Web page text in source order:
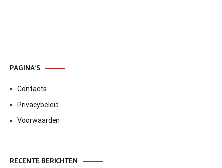
PAGINA’S
Contacts
Privacybeleid
Voorwaarden
RECENTE BERICHTEN